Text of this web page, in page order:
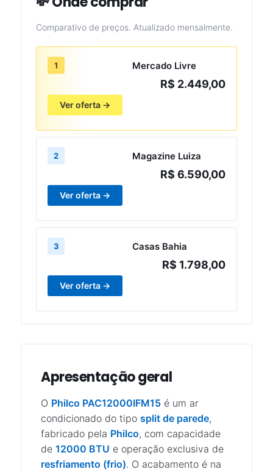
Comparativo de preços. Atualizado mensalmente.
1 Mercado Livre
R$ 2.449,00
Ver oferta →
2 Magazine Luiza
R$ 6.590,00
Ver oferta →
3 Casas Bahia
R$ 1.798,00
Ver oferta →
Apresentação geral
O Philco PAC12000IFM15 é um ar
condicionado do tipo split de parede,
fabricado pela Philco, com capacidade
de 12000 BTU e operação exclusiva de
resfriamento (frio). O acabamento é na